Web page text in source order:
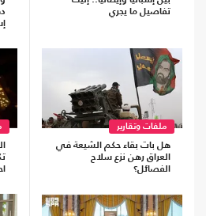
تفاصيل ما يجري
ملفات وتقارير
هل بات بقاء حكم الشيعة في
العراق رهن نزع سلاح
الفصائل؟